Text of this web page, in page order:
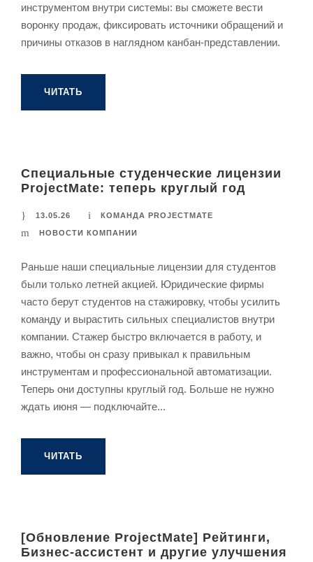
инструментом внутри системы: вы сможете вести
воронку продаж, фиксировать источники обращений и
причины отказов в наглядном канбан-представлении.
ЧИТАТЬ
Специальные студенческие лицензии
ProjectMate: теперь круглый год
13.05.26 КОМАНДА PROJECTMATE
НОВОСТИ КОМПАНИИ
Раньше наши специальные лицензии для студентов
были только летней акцией. Юридические фирмы
часто берут студентов на стажировку, чтобы усилить
команду и вырастить сильных специалистов внутри
компании. Стажер быстро включается в работу, и
важно, чтобы он сразу привыкал к правильным
инструментам и профессиональной автоматизации.
Теперь они доступны круглый год. Больше не нужно
ждать июня — подключайте...
ЧИТАТЬ
[Обновление ProjectMate] Рейтинги,
Бизнес-ассистент и другие улучшения